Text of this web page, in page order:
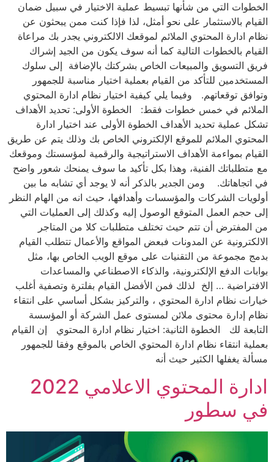
الخطوات التي من شأنها تبسيط عملية الاختيار في سبيل ضمان
القيام بالاستثمار على نحو أمثل، لذا فإذا كنت ممن يبحثون عن
نظام ادارة المحتوي الملائم لموقعك الالكتروني يجدر بك مراعاة
القيام بالخطوات التالية كما أنه سوف يكون من الجيد إشراك
فريق التسويق والمبيعات الخاص بشركتك بالإضافة إلى سلوك
المستخدمين للتأكد من القيام بعملية اختيار مناسبة للجمهور
وتوافق توقعاتهم. وفيما يلي كيفية اختيار نظام ادارة المحتوي
الملائم في خمس خطوات فقط: الخطوة الأولى: تحديد الأهداف
تشكل عملية تحديد الأهداف الخطوة الأولى عند اختيار ادارة
المحتوي الملائم للموقع الإلكتروني الخاص بك وذلك يتم عن طريق
القيام بمواءمة الأهداف الاستراتيجية والرقمية لمؤسستك وموقعك
مع متطلباتك الفنية، وهذا بكل تأكيد ما سوف يمنحك شعور واضح
في اتجاهاتك. ومن الجدير بالذكر أنه لا يوجد أي تشابه ما بين
أولويات الشركات والمؤسسات وأهدافها، حيث انه من الهام النظر
إلى حجم العمل المتوقع الوصول إليه وكذلك إلى العمليات التي
من المفترض أن تتم حيث تختلف متطلبات كلا من المتاجر
الالكترونية عن المدونات فبعض المواقع والأعمال تتطلب القيام
بدمج مجموعة من التقنيات على موقع الويب الخاص بها، مثل
بوابات الدفع الإلكترونية، والذكاء الاصطناعي والمساعدات
الافتراضية … إلخ لذلك فمن الأفضل القيام بفلترة وتصفية أغلب
خيارات نظام ادارة المحتوي ، والتركيز بشكل أساسي على انتقاء
نظام إدارة محتوى ملائن لمستوى عمل الشركة أو المؤسسة
التابعة لك الخطوة الثانية: اختيار نظام ادارة المحتوي إن القيام
بعملية انتقاء نظام ادارة المحتوي الخاص بالموقع وفقا للجمهور
مسألة يغفلها الكثير حيث أنه
ادارة المحتوي الاعلامي 2022
في سطور